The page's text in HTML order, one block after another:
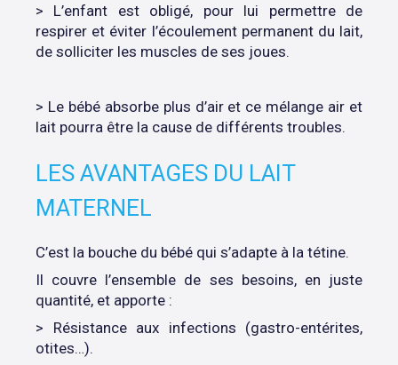
> L’enfant est obligé, pour lui permettre de
respirer et éviter l’écoulement permanent du lait,
de solliciter les muscles de ses joues.
> Le bébé absorbe plus d’air et ce mélange air et
lait pourra être la cause de différents troubles.
LES AVANTAGES DU LAIT
MATERNEL
C’est la bouche du bébé qui s’adapte à la tétine.
Il couvre l’ensemble de ses besoins, en juste
quantité, et apporte :
> Résistance aux infections (gastro-entérites,
otites…).